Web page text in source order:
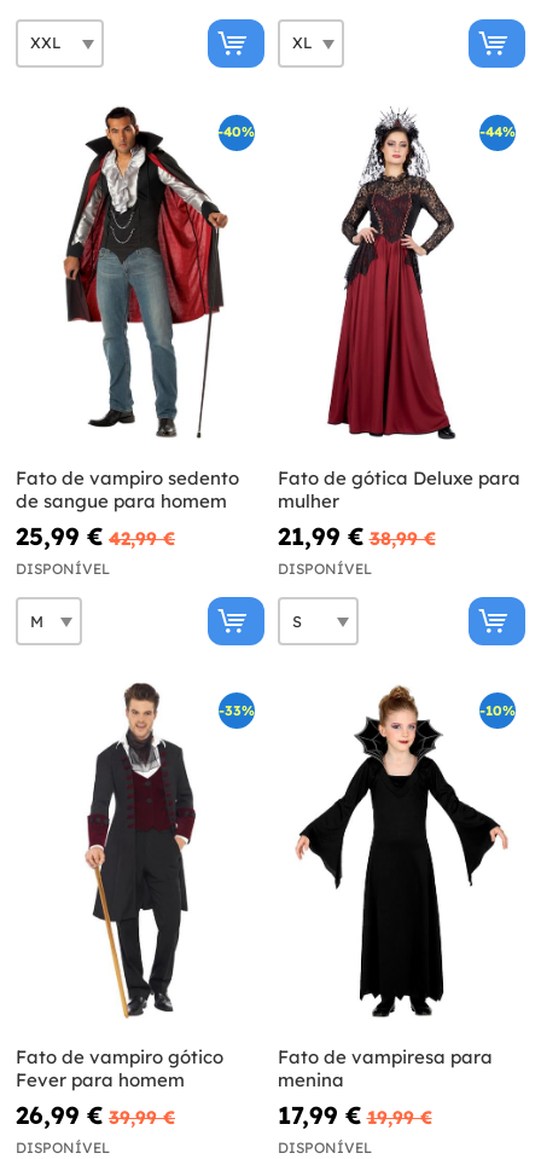
-40%
Fato de vampiro sedento
de sangue para homem
25,99 € 42,99 €
DISPONÍVEL
-44%
Fato de gótica Deluxe para
mulher
21,99 € 38,99 €
DISPONÍVEL
-33%
Fato de vampiro gótico
Fever para homem
26,99 € 39,99 €
DISPONÍVEL
-10%
Fato de vampiresa para
menina
17,99 € 19,99 €
DISPONÍVEL